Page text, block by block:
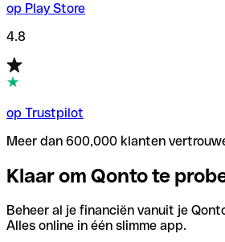
op Play Store
4.8
op Trustpilot
Meer dan 600,000 klanten
Klaar om Qonto te
Beheer al je financiën vanuit je
Alles online in één slimme app.